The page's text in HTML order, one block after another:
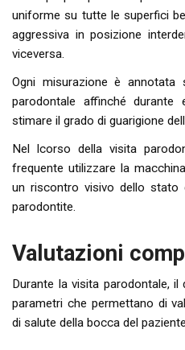
uniforme su tutte le superfici
aggressiva in posizione
viceversa.
Ogni misurazione è annotata
parodontale affinché
stimare il grado di guarigione
Nel lcorso della visita
frequente utilizzare la
un riscontro visivo dello stato
parodontite.
Valutazioni
Durante la visita parodontale,
parametri che permettano di
di salute della bocca del